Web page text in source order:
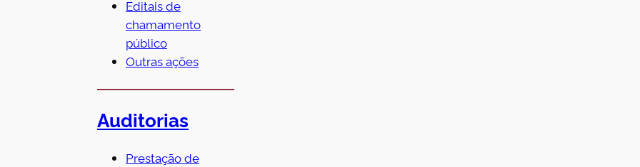
Editais de
chamamento
público
Outras ações
Auditorias
Prestação de